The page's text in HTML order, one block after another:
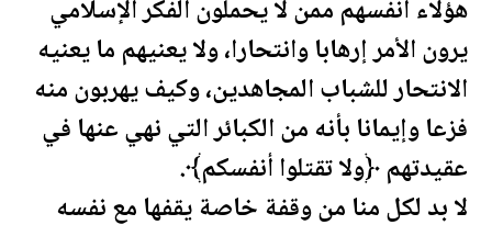
هؤلاء أنفسهم ممن لا يحملون الفكر الإسلامي
يرون الأمر إرهابا وانتحارا، ولا يعنيهم ما يعنيه
الانتحار للشباب المجاهدين، وكيف يهربون منه
فزعا وإيمانا بأنه من الكبائر التي نهي عنها في
عقيدتهم ﴿ولا تقتلوا أنفسكم﴾.
لا بد لكل منا من وقفة خاصة يقفها مع نفسه